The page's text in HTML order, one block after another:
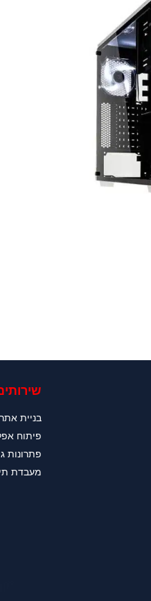
בניית
פיתוח
פתרונות
מעבדת